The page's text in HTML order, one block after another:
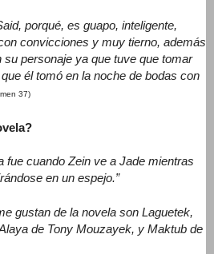
porqué, es guapo, inteligente,
convicciones y muy tierno, además
su personaje ya que tuve que tomar
él tomó en la noche de bodas con
37)
fue cuando Zein ve a Jade mientras
en un espejo.”
gustan de la novela son Laguetek,
de Tony Mouzayek, y Maktub de